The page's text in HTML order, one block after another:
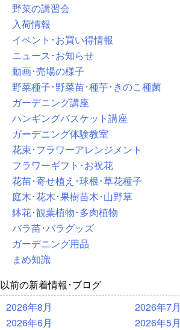
野菜の講習会
入荷情報
イベント･お買い得情報
ニュース･お知らせ
動画･売場の様子
野菜種子･野菜苗･種芋･きのこ種菌
ガーデニング講座
ハンギングバスケット講座
ガーデニング体験教室
花束･フラワーアレンジメント
フラワーギフト･お祝花
花苗･寄せ植え･球根･草花種子
庭木･花木･果樹苗木･山野草
鉢花･観葉植物･多肉植物
バラ苗･バラグッズ
ガーデニング用品
まめ知識
以前の新着情報･ブログ
2026年8月
2026年7月
2026年6月
2026年5月